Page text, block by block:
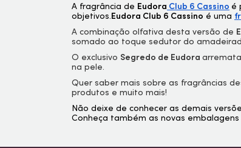
A fragrância de Eudora Club 6 Cassino é
objetivos.Eudora Club 6 Cassino é uma
A combinação olfativa desta versão de
somado ao toque sedutor do
O exclusivo Segredo de Eudora
na pele.
Quer saber mais sobre as fragrâncias
produtos e muito mais!
Não deixe de conhecer as demais
Conheça também as novas embalagens